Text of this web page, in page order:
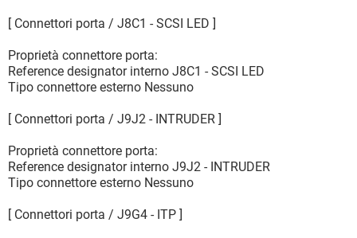
[ Connettori porta / J8C1 - SCSI LED ]
Proprietà connettore porta:
Reference designator interno J8C1 - SCSI LED
Tipo connettore esterno Nessuno
[ Connettori porta / J9J2 - INTRUDER ]
Proprietà connettore porta:
Reference designator interno J9J2 - INTRUDER
Tipo connettore esterno Nessuno
[ Connettori porta / J9G4 - ITP ]